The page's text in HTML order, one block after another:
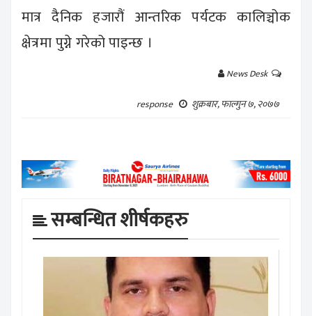
मात्र दैनिक हजारौं आन्तरिक पर्यटक कालिञ्चोक
क्षेत्रमा पुग्ने गरेको पाइन्छ ।
News Desk
response
शुक्रबार, फाल्गुन ७, २०७७
सम्बन्धित शीर्षकहरु